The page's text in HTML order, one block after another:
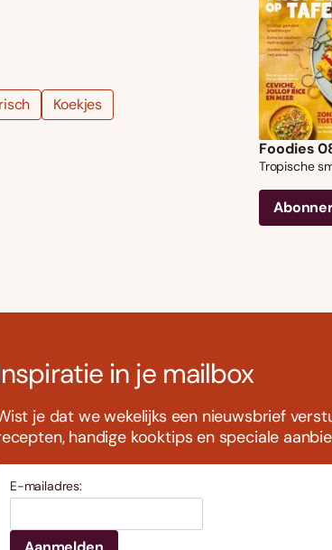
Koekjes
Foodies
Tropische
in je mailbox
je dat we wekelijks een nieuwsbrief
handige kooktips en speciale
E-mailadres: